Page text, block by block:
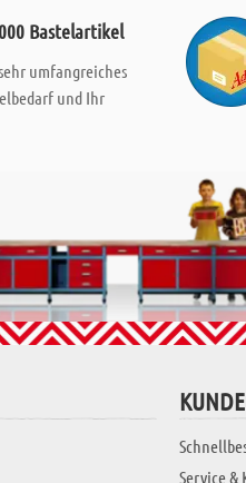
Bastelartikel
umfangreiches
und Ihr
Service &